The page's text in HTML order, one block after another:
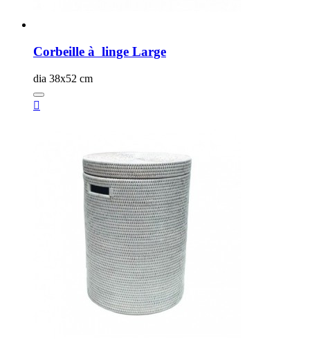
Corbeille à linge Large
dia 38x52 cm
